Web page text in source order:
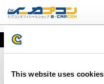
This website uses cookies
カート